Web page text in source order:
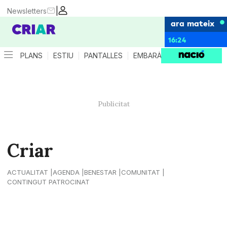
|
Newsletters
ara mateix
16:24
PLANS ESTIU PANTALLES EMBARÀS CRIANÇA
Criar
ACTUALITAT AGENDA BENESTAR
COMUNITAT
CONTINGUT PATROCINAT